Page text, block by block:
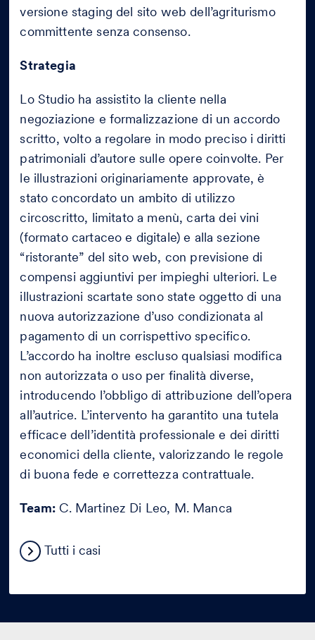
versione staging del sito web dell’agriturismo
committente senza consenso.
Strategia
Lo Studio ha assistito la cliente nella
negoziazione e formalizzazione di un accordo
scritto, volto a regolare in modo preciso i diritti
patrimoniali d’autore sulle opere coinvolte. Per
le illustrazioni originariamente approvate, è
stato concordato un ambito di utilizzo
circoscritto, limitato a menù, carta dei vini
(formato cartaceo e digitale) e alla sezione
“ristorante” del sito web, con previsione di
compensi aggiuntivi per impieghi ulteriori. Le
illustrazioni scartate sono state oggetto di una
nuova autorizzazione d’uso condizionata al
pagamento di un corrispettivo specifico.
L’accordo ha inoltre escluso qualsiasi modifica
non autorizzata o uso per finalità diverse,
introducendo l’obbligo di attribuzione dell’opera
all’autrice. L’intervento ha garantito una tutela
efficace dell’identità professionale e dei diritti
economici della cliente, valorizzando le regole
di buona fede e correttezza contrattuale.
Team: C. Martinez Di Leo, M. Manca
Tutti i casi